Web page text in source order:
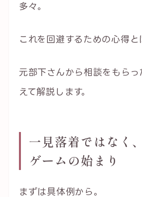
多々。
これを回避するための心得と
元部下さんから相談をもらっ
えて解説します。
一見落着ではなく
ゲームの始まり
まずは具体例から。